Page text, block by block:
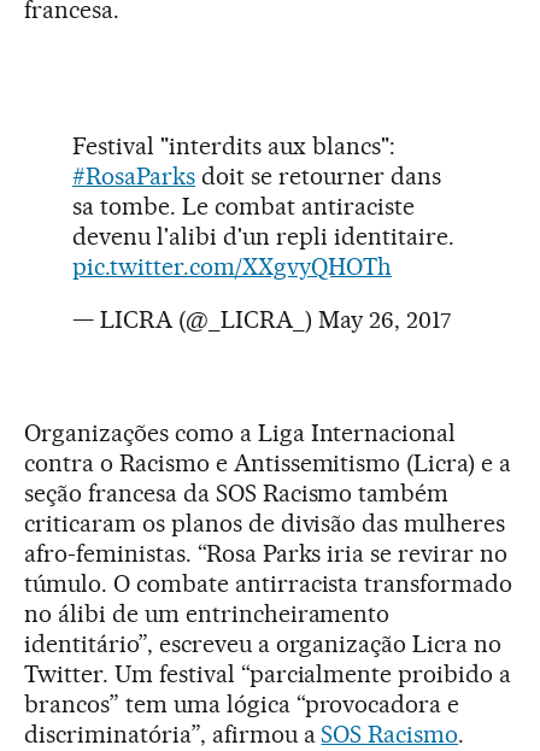
francesa.
Festival "interdits aux blancs":
#RosaParks doit se retourner dans
sa tombe. Le combat antiraciste
devenu l'alibi d'un repli identitaire.
pic.twitter.com/XXgvyQHOTh
— LICRA (@_LICRA_) May 26, 2017
Organizações como a Liga Internacional
contra o Racismo e Antissemitismo (Licra) e a
seção francesa da SOS Racismo também
criticaram os planos de divisão das mulheres
afro-feministas. “Rosa Parks iria se revirar no
túmulo. O combate antirracista transformado
no álibi de um entrincheiramento
identitário”, escreveu a organização Licra no
Twitter. Um festival “parcialmente proibido a
brancos” tem uma lógica “provocadora e
discriminatória”, afirmou aSOS Racismo.